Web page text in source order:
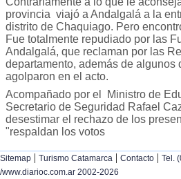
provincia viajó a Andalgalá a la
distrito de Chaquiago. Pero
Fue totalmente repudiado por las
Andalgalá, que reclaman por las
departamento, además de algunos
agolparon en el acto.
Acompañado por el
Ministro de
Secretario de Seguridad Rafael
desestimar el rechazo de los
"respaldan los votos
Sitemap | Turismo Catamarca | Contacto | Tel.
/www.diarioc.com.ar 2002-2026